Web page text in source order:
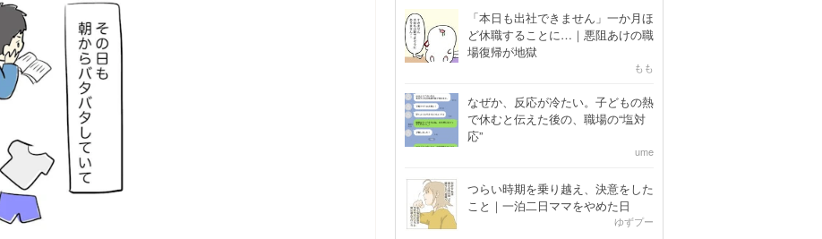
「本日も出社できません」一か月ほ
ど休職することに…｜悪阻あけの職
場復帰が地獄
もも
なぜか、反応が冷たい。子どもの熱
で休むと伝えた後の、職場の“塩対
応”
ume
つらい時期を乗り越え、決意をした
こと｜一泊二日ママをやめた日
ゆずプー